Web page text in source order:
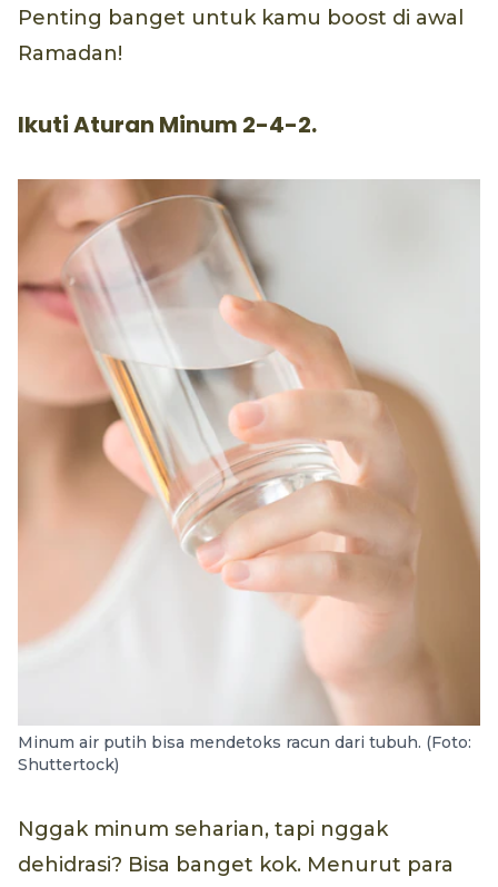
Penting banget untuk kamu boost di awal
Ramadan!
Ikuti Aturan Minum 2-4-2.
Minum air putih bisa mendetoks racun dari tubuh. (Foto:
Shuttertock)
Nggak minum seharian, tapi nggak
dehidrasi? Bisa banget kok. Menurut para